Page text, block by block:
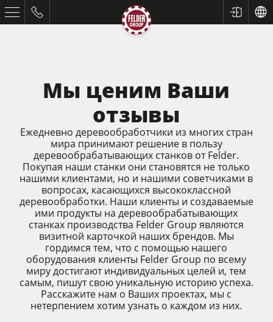
Форматно-раскроечные станки
Строгальные станки
Фрезерные станки
Пильно-фрезерные станки
5-ти операционные комбинированные станки
Обрабатывающие центры с ЧПУ
Кромкооблицовочные станки
Мы ценим Ваши
отзывы
Ежедневно деревообработчики из многих стран
мира принимают решение в пользу
деревообрабатывающих станков от Felder.
Покупая наши станки они становятся не только
нашими клиентами, но и нашими советчиками в
вопросах, касающихся высококлассной
деревообработки. Наши клиенты и создаваемые
ими продукты на деревообрабатывающих
станках производства Felder Group являются
визитной карточкой наших брендов. Мы
гордимся тем, что с помощью нашего
оборудования клиенты Felder Group по всему
миру достигают индивидуальных целей и, тем
самым, пишут свою уникальную историю успеха.
Расскажите нам о Ваших проектах, мы с
нетерпением хотим узнать о каждом из них.